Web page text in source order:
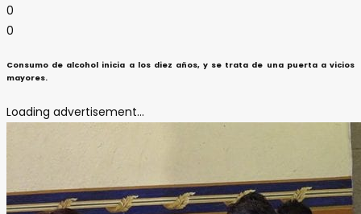
0
0
Consumo de alcohol inicia a los diez años, y se trata de una puerta a vicios
mayores.
Loading advertisement...